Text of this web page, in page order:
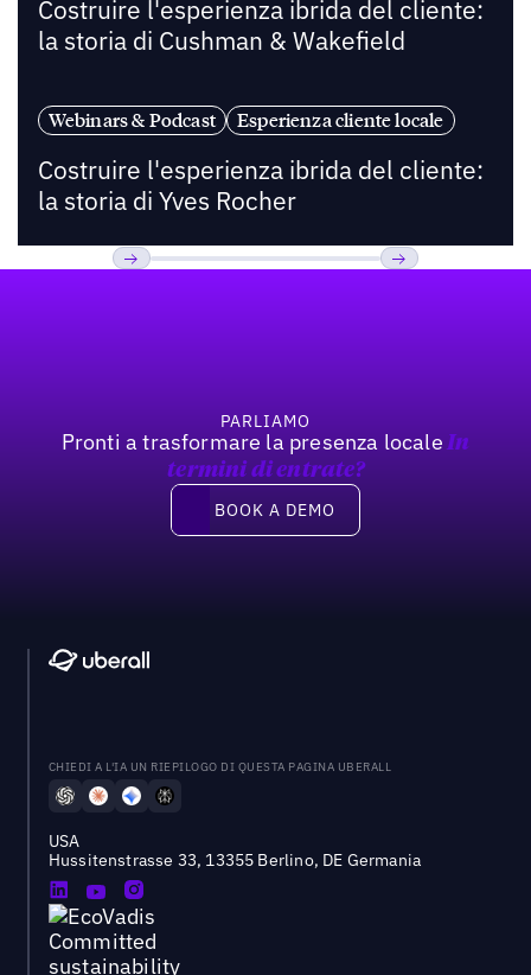
Costruire l'esperienza ibrida del cliente:
la storia di Cushman & Wakefield
Webinars & Podcast Esperienza cliente locale
Costruire l'esperienza ibrida del cliente:
la storia di Yves Rocher
PARLIAMO
Pronti a trasformare la presenza locale In
termini di entrate?
Book a demo
BOOK A DEMO
CHIEDI A L'IA UN RIEPILOGO DI QUESTA PAGINA UBERALL
USA
Hussitenstrasse 33, 13355 Berlino, DE Germania